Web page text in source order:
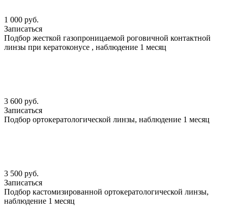
1 000 руб.
Записаться
Подбор жесткой газопроницаемой роговичной контактной
линзы при кератоконусе , наблюдение 1 месяц
3 600 руб.
Записаться
Подбор ортокератологической линзы, наблюдение 1 месяц
3 500 руб.
Записаться
Подбор кастомизированной ортокератологической линзы,
наблюдение 1 месяц